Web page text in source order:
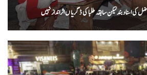
اسناد بند لیکن سابقہ طلبا کی ڈگریا ں اثرانداز نہیں